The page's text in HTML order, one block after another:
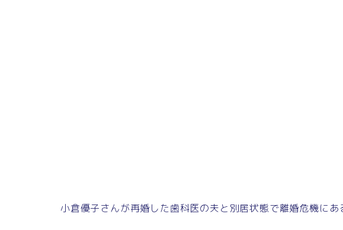
小倉優子さんが再婚した歯科医の夫と別居状態で離婚危機にあ